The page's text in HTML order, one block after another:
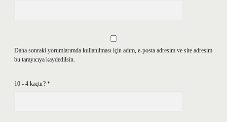
Daha sonraki yorumlarımda kullanılması için adım, e-posta adresim ve site adresim
bu tarayıcıya kaydedilsin.
10 - 4 kaçtır? *